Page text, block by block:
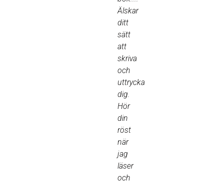
Älskar
ditt
sätt
att
skriva
och
uttrycka
dig.
Hör
din
röst
när
jag
läser
och